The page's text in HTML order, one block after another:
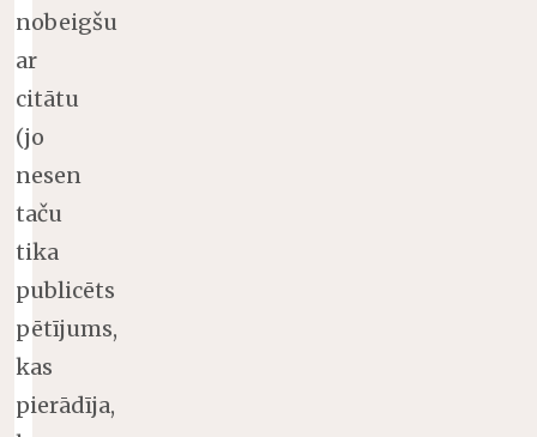
nobeigšu
ar
citātu
(jo
nesen
taču
tika
publicēts
pētījums,
kas
pierādīja,